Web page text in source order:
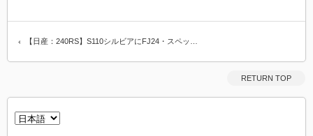
【日産：240RS】S110シルビアにFJ24・スペッ…
RETURN TOP
言
語